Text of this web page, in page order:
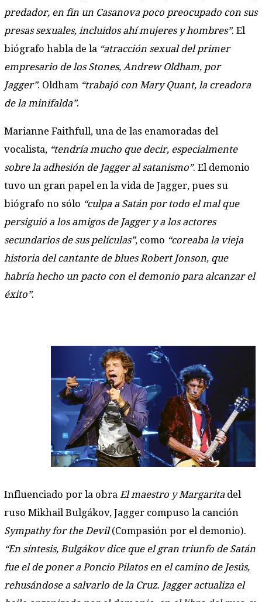
predador, en fin un Casanova poco preocupado con sus
presas sexuales, incluidos ahí mujeres y hombres”. El
biógrafo habla de la “atracción sexual del primer
empresario de los Stones, Andrew Oldham, por
Jagger”. Oldham “trabajó con Mary Quant, la creadora
de la minifalda”.
Marianne Faithfull, una de las enamoradas del
vocalista, “tendría mucho que decir, especialmente
sobre la adhesión de Jagger al satanismo”. El demonio
tuvo un gran papel en la vida de Jagger, pues su
biógrafo no sólo “culpa a Satán por todo el mal que
persiguió a los amigos de Jagger y a los actores
secundarios de sus películas”, como “coreaba la vieja
historia del cantante de blues Robert Jonson, que
habría hecho un pacto con el demonio para alcanzar el
éxito”.
Influenciado por la obra El maestro y Margaritadel
ruso Mikhail Bulgákov, Jagger compuso la canción
Sympathy for the Devil(Compasión por el demonio).
“En síntesis, Bulgákov dice que el gran triunfo de Satán
fue el de poner a Poncio Pilatos en el camino de Jesús,
rehusándose a salvarlo de la Cruz. Jagger actualiza el